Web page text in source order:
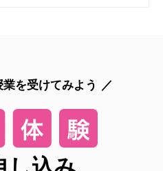
を受けてみよう